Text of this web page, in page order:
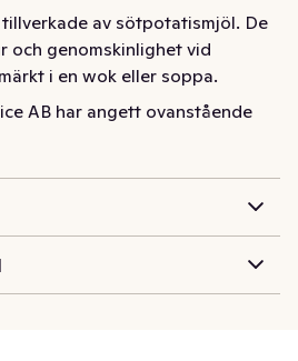
av sötpotatismjöl. De
och genomskinlighet vid
i en wok eller soppa.
AB har angett ovanstående